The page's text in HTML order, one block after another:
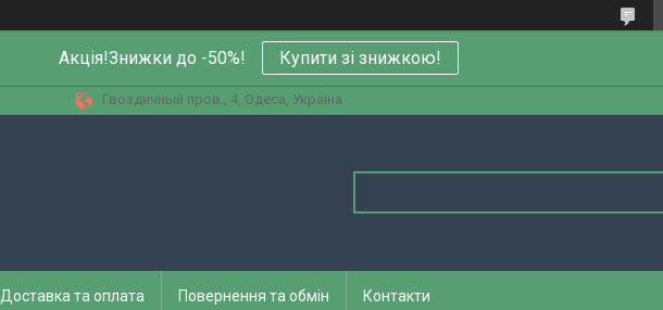
Акція!Знижки до -50%! Купити зi знижкою!
Гвоздичный пров., 4, Одеса, Україна
Доставка та оплата Повернення та обмін Контакти